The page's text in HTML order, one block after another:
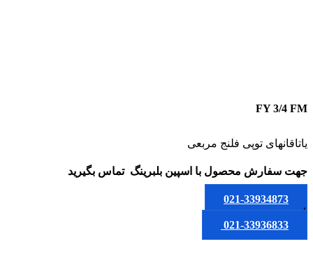
FY 3/4 FM
یاتاقانهای توپی فلنج مربعی
جهت سفارش محصول با اسپین بلبرینگ تماس بگیرید
021-33934873
یا
021-33936833